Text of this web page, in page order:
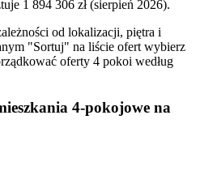
1 894 306 zł (sierpień 2026).
od lokalizacji, piętra i
"Sortuj" na liście ofert wybierz
oferty 4 pokoi według
4-pokojowe na